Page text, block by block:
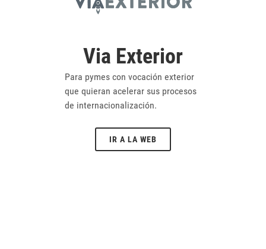
Via Exterior
Para pymes con vocación exterior
que quieran acelerar sus procesos
de internacionalización.
IR A LA WEB